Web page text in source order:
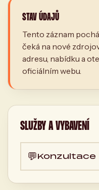
STAV ÚDAJŮ
Tento záznam
čeká na nové
adresu, nabídku a
oficiálním webu.
SLUŽBY A VYBAVENÍ
💬Konzultace